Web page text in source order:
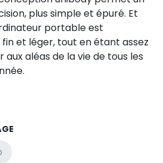
plus simple et épuré. Et
portable est
et léger, tout en étant assez
aléas de la vie de tous les